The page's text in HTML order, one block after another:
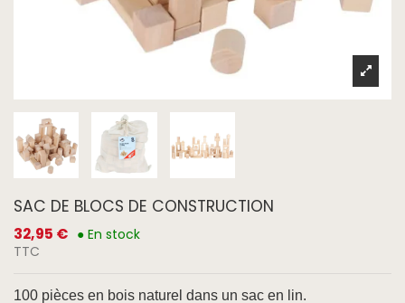
SAC DE BLOCS DE CONSTRUCTION
32,95 € ● En stock
TTC
100 pièces en bois naturel dans un sac en lin.